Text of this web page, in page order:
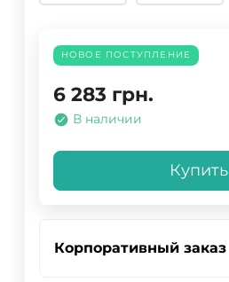
НОВОЕ ПОСТУПЛЕНИЕ
6 283 грн.
В наличии
Купить
Корпоративный заказ